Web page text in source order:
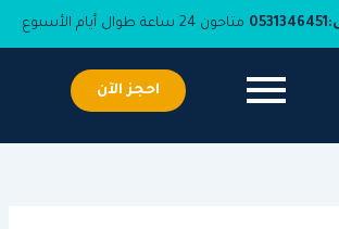
0531346451 متاحون 24 ساعة طوال أيام الأسبوع
احجز الآن